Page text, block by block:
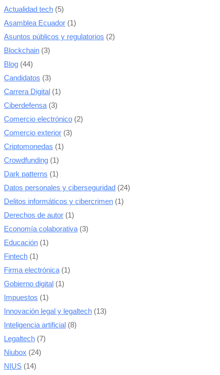
Actualidad tech (5)
Asamblea Ecuador (1)
Asuntos públicos y regulatorios (2)
Blockchain (3)
Blog (44)
Candidatos (3)
Carrera Digital (1)
Ciberdefensa (3)
Comercio electrónico (2)
Comercio exterior (3)
Criptomonedas (1)
Crowdfunding (1)
Dark patterns (1)
Datos personales y ciberseguridad (24)
Delitos informáticos y cibercrimen (1)
Derechos de autor (1)
Economía colaborativa (3)
Educación (1)
Fintech (1)
Firma electrónica (1)
Gobierno digital (1)
Impuestos (1)
Innovación legal y legaltech (13)
Inteligencia artificial (8)
Legaltech (7)
Niubox (24)
NIUS (14)